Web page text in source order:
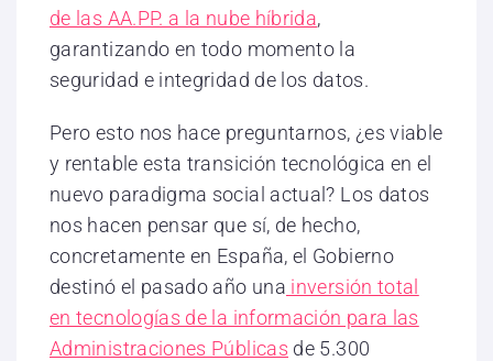
de las AA.PP. a la nube híbrida,
garantizando en todo momento la
seguridad e integridad de los datos.
Pero esto nos hace preguntarnos, ¿es viable
y rentable esta transición tecnológica en el
nuevo paradigma social actual? Los datos
nos hacen pensar que sí, de hecho,
concretamente en España, el Gobierno
destinó el pasado año una inversión total
en tecnologías de la información para las
Administraciones Públicas de 5.300